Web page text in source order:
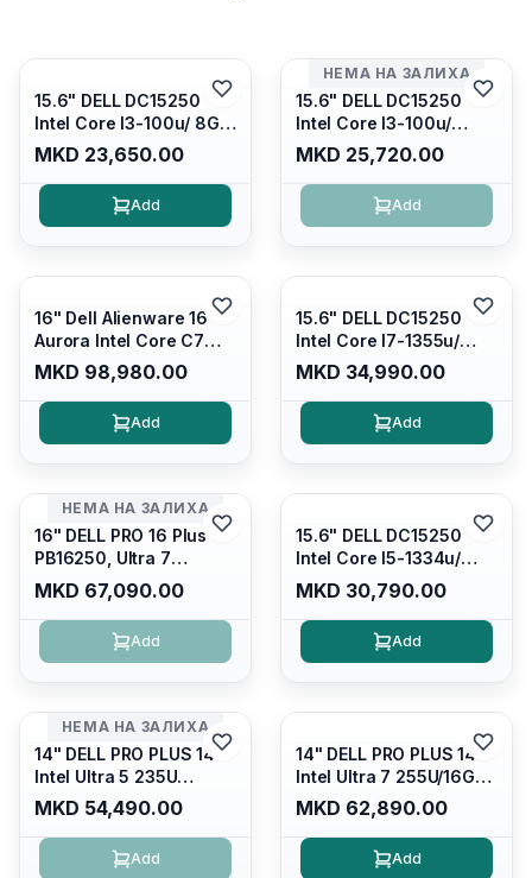
15.6" DELL DC15250
Intel Core I3-100u/ 8GB
DDR4/ 512GB SSD M.2/
Iris Xe Graphics/ 120Hz
Anti-glare LED Display/
Backlit Kb/ Platinum
MKD 23,650.00
Add
НЕМА НА ЗАЛИХА
15.6" DELL DC15250
Intel Core I3-100u/
16GB DDR4/ 512GB SSD
M.2/ Iris Xe Graphics/
120Hz Anti-glare LED
Display/ Backlit Kb/
MKD 25,720.00
Add
16" Dell Alienware 16
Aurora Intel Core C7
240H /16GB RAM DDR5
5600mhz/ 1TB SSD M.2
Nvme/rtx4050 6GB/
Wqxga(2560x1600)
Win 11 Home/
MKD 98,980.00
Add
15.6" DELL DC15250
Intel Core I7-1355u/
16GB DDR4 / 512GB SSD
M.2 2230/ Intel UHD
Graphics/ 120Hz Anti-
glare FULLHD LED
MKD 34,990.00
Add
НЕМА НА ЗАЛИХА
16" DELL PRO 16 Plus
PB16250, Ultra 7
265U/16GB RAM (1x
16GB) 5600 Mhz DDR5/
512GB SSD M.2 Nvme/
/cam+mic,bt/backlit KB
MKD 67,090.00
Add
15.6" DELL DC15250
Intel Core I5-1334u/
16GB DDR4 (1x16gb
2666mhz)/ 512GB SSD
M.2 Nvme/ Intel UHD
Graphics/ 120Hz Anti-
MKD 30,790.00
Add
НЕМА НА ЗАЛИХА
14" DELL PRO PLUS 14
Intel Ultra 5 235U
Vpro/16gb RAM DDR5
5600mhz/ 512 GB SSD
M.2 Nvme
2230/FULLHD+ (16:10)
MKD 54,490.00
Add
14" DELL PRO PLUS 14
Intel Ultra 7 255U/16GB
RAM DDR5 5600mhz/
512 GB SSD M.2 Nvme
2230/FULLHD+ (16:10)
Ips/bt/backlit
MKD 62,890.00
Add